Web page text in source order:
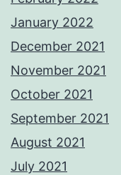
January 2022
December 2021
November 2021
October 2021
September 2021
August 2021
July 2021